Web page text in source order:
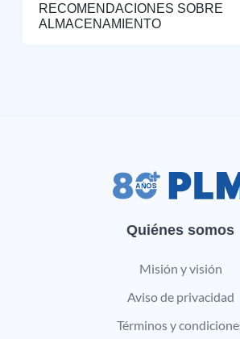
RECOMENDACIONES SOBRE
ALMACENAMIENTO
Quiénes somos
Misión y visión
Aviso de privacidad
Términos y